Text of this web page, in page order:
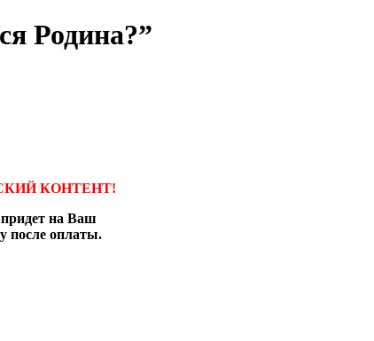
Родина?”
КОНТЕНТ!
на Ваш
после оплаты.